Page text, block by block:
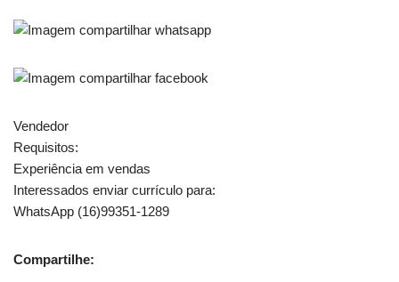
Vendedor
Requisitos:
Experiência em vendas
Interessados enviar currículo para:
WhatsApp (16)99351-1289
Compartilhe: